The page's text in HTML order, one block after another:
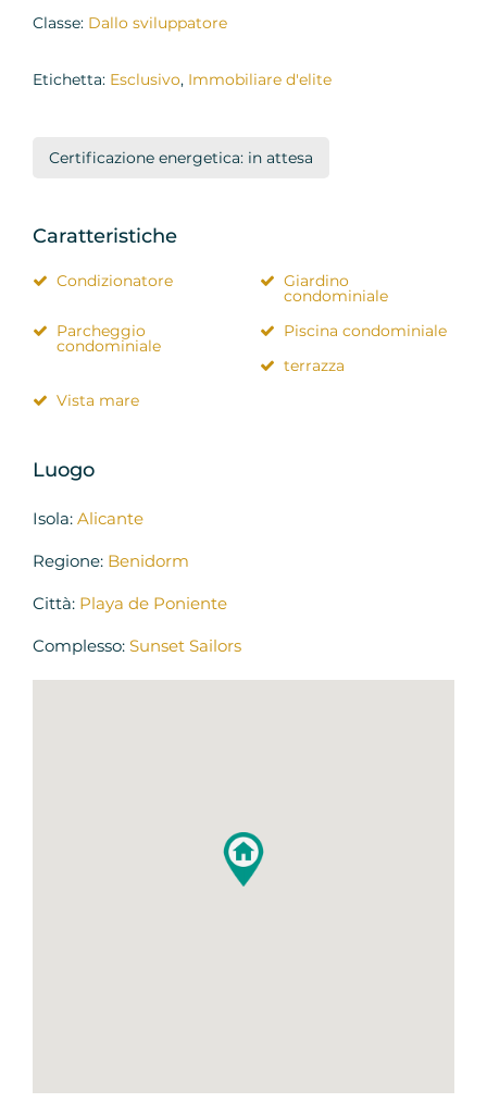
Classe: Dallo sviluppatore
Etichetta: Esclusivo, Immobiliare d'elite
Certificazione energetica: in attesa
Caratteristiche
Condizionatore Giardino
condominiale
Parcheggio
condominiale
Piscina condominiale
terrazza
Vista mare
Luogo
Isola: Alicante
Regione: Benidorm
Città: Playa de Poniente
Complesso: Sunset Sailors